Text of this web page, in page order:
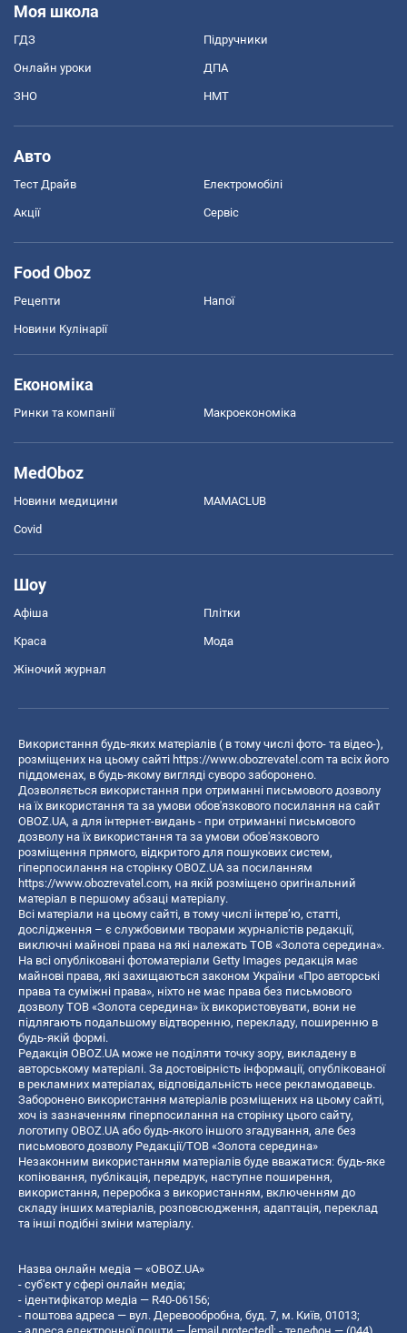
Моя школа
ГДЗ Підручники
Онлайн уроки ДПА
ЗНО НМТ
Авто
Тест Драйв Електромобілі
Акції Сервіс
Food Oboz
Рецепти Напої
Новини Кулінарії
Економіка
Ринки та компанії Макроекономіка
MedOboz
Новини медицини MAMACLUB
Covid
Шоу
Афіша Плітки
Краса Мода
Жіночий журнал
Використання будь-яких матеріалів ( в тому числі фото- та відео-),
розміщених на цьому сайті https://www.obozrevatel.com та всіх його
піддоменах, в будь-якому вигляді суворо заборонено.
Дозволяється використання при отриманні письмового дозволу
на їх використання та за умови обов'язкового посилання на сайт
OBOZ.UA, а для інтернет-видань - при отриманні письмового
дозволу на їх використання та за умови обов'язкового
розміщення прямого, відкритого для пошукових систем,
гіперпосилання на сторінку OBOZ.UA за посиланням
https://www.obozrevatel.com, на якій розміщено оригінальний
матеріал в першому абзаці матеріалу.
Всі матеріали на цьому сайті, в тому числі інтерв’ю, статті,
дослідження – є службовими творами журналістів редакції,
виключні майнові права на які належать ТОВ «Золота середина».
На всі опубліковані фотоматеріали Getty Images редакція має
майнові права, які захищаються законом України «Про авторські
права та суміжні права», ніхто не має права без письмового
дозволу ТОВ «Золота середина» їх використовувати, вони не
підлягають подальшому відтворенню, перекладу, поширенню в
будь-якій формі.
Редакція OBOZ.UA може не поділяти точку зору, викладену в
авторському матеріалі. За достовірність інформації, опублікованої
в рекламних матеріалах, відповідальність несе рекламодавець.
Заборонено використання матеріалів розміщених на цьому сайті,
хоч із зазначенням гіперпосилання на сторінку цього сайту,
логотипу OBOZ.UA або будь-якого іншого згадування, але без
письмового дозволу Редакції/ТОВ «Золота середина»
Незаконним використанням матеріалів буде вважатися: будь-яке
копiювання, публiкацiя, передрук, наступне поширення,
використання, переробка з використанням, включенням до
складу інших матеріалів, розповсюдження, адаптація, переклад
та інші подібні зміни матеріалу.
Назва онлайн медіа — «OBOZ.UA»
- суб'єкт у сфері онлайн медіа;
- ідентифікатор медіа — R40-06156;
- поштова адреса — вул. Деревообробна, буд. 7, м. Київ, 01013;